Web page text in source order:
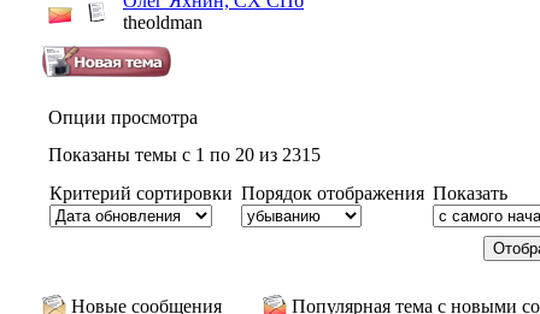
theoldman
Опции просмотра
Показаны темы с 1 по 20 из 2315
Критерий сортировки Порядок отображения Показать
Новые сообщения
Популярная тема с новыми